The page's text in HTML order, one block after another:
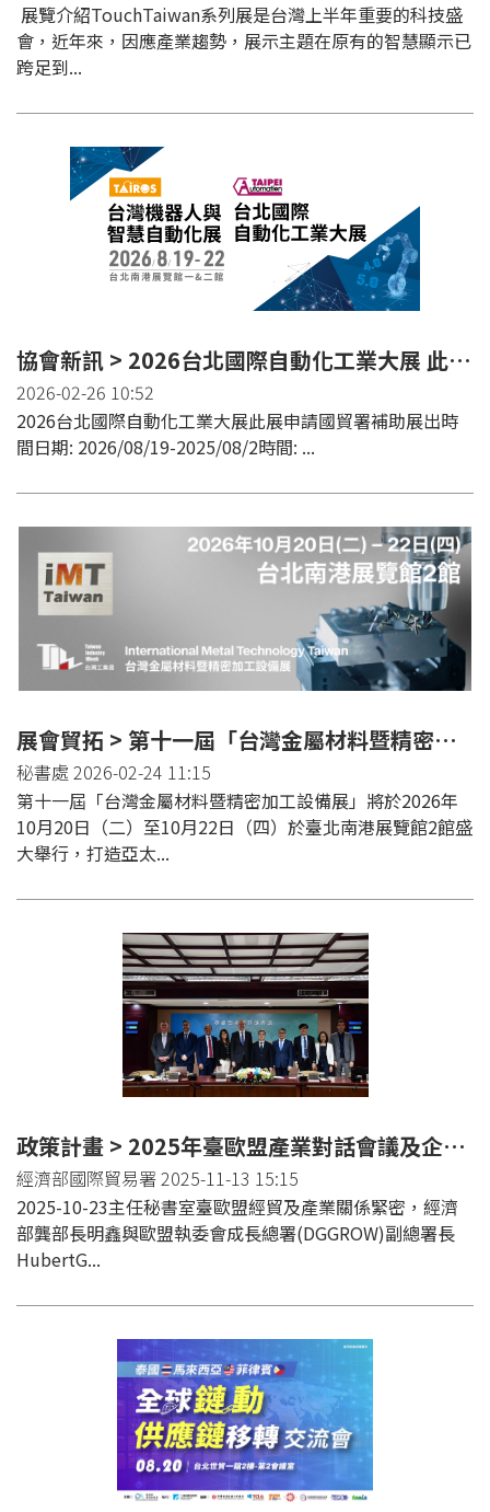
展覽介紹TouchTaiwan系列展是台灣上半年重要的科技盛
會，近年來，因應產業趨勢，展示主題在原有的智慧顯示已
跨足到...
協會新訊 > 2026台北國際自動化工業大展 此展申請國貿署補助
2026-02-26 10:52
2026台北國際自動化工業大展此展申請國貿署補助展出時
間日期: 2026/08/19-2025/08/2時間: ...
展會貿拓 > 第十一屆「台灣金屬材料暨精密加工設備展」
秘書處 2026-02-24 11:15
第十一屆「台灣金屬材料暨精密加工設備展」將於2026年
10月20日（二）至10月22日（四）於臺北南港展覽館2館盛
大舉行，打造亞太...
政策計畫 > 2025年臺歐盟產業對話會議及企業對政府座談 深化彼此產業夥伴關係
經濟部國際貿易署 2025-11-13 15:15
2025-10-23主任秘書室臺歐盟經貿及產業關係緊密，經濟
部龔部長明鑫與歐盟執委會成長總署(DGGROW)副總署長
HubertG...